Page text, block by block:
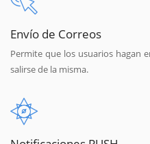
Envío de Correos
Permite que los usuarios hagan
salirse de la misma.